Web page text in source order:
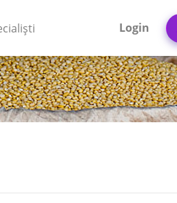
Login